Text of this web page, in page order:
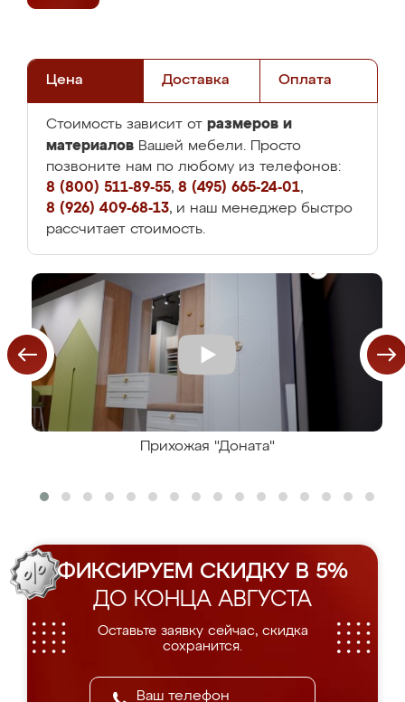
Цена Доставка Оплата
Стоимость зависит от размеров и
материалов Вашей мебели. Просто
позвоните нам по любому из телефонов:
8 (800) 511-89-55, 8 (495) 665-24-01,
8 (926) 409-68-13, и наш менеджер быстро
рассчитает стоимость.
Прихожая "Доната"
ФИКСИРУЕМ СКИДКУ В 5%
ДО КОНЦА АВГУСТА
Оставьте заявку сейчас, скидка
сохранится.